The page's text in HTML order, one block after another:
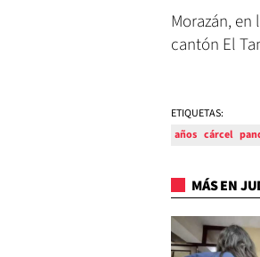
Morazán,
cantón El
ETIQUETAS:
años cárcel
MÁS EN